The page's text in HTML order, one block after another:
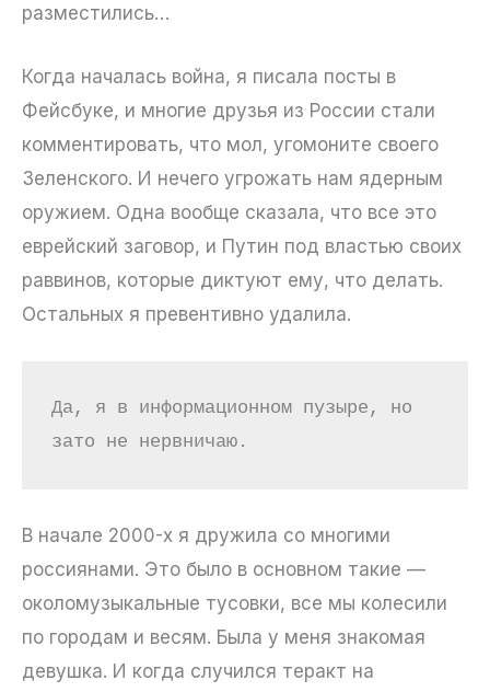
разместились…
Когда началась война, я писала посты в
Фейсбуке, и многие друзья из России стали
комментировать, что мол, угомоните своего
Зеленского. И нечего угрожать нам ядерным
оружием. Одна вообще сказала, что все это
еврейский заговор, и Путин под властью своих
раввинов, которые диктуют ему, что делать.
Остальных я превентивно удалила.
Да, я в информационном пузыре, но
зато не нервничаю.
В начале 2000-х я дружила со многими
россиянами. Это было в основном такие —
околомузыкальные тусовки, все мы колесили
по городам и весям. Была у меня знакомая
девушка. И когда случился теракт на